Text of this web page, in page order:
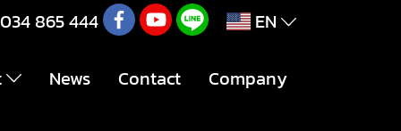
034 865 444 EN
News Contact Company